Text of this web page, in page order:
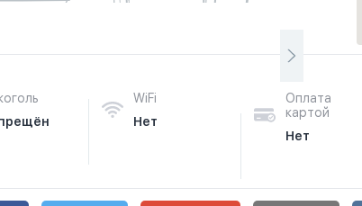
WiFi
Нет
Оплата
картой
Нет